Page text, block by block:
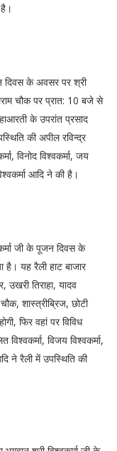
दिवस के अवसर पर श्री
चौक पर प्रात: 10 बजे से
के उपरांत प्रसाद
की अपील रविन्द्र
विनोद विश्वकर्मा, जय
आदि ने की है।
जी के पूजन दिवस के
है। यह रैली हाट बाजार
तिराहा, यादव
शास्त्रीब्रिज, छोटी
फिर वहां पर विविध
विजय विश्वकर्मा,
ने रैली में उपस्थिति की